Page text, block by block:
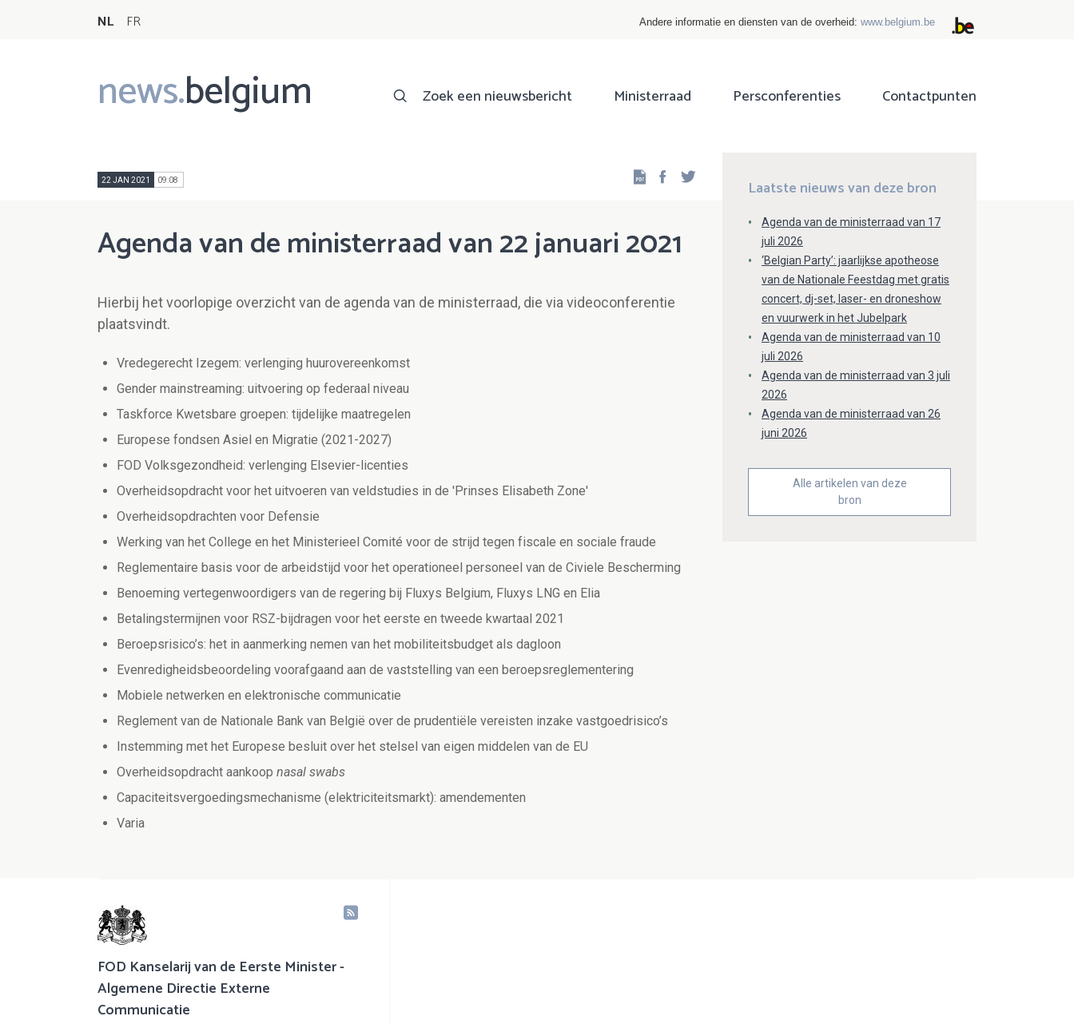
NL FR Andere informatie en diensten van de overheid: www.belgium.be
news.belgium
Main
navigation
Zoek een nieuwsbericht Ministerraad Persconferenties Contactpunten
22 JAN 2021 09:08 Facebook
Agenda van de ministerraad van 22 januari 2021
Hierbij het voorlopige overzicht van de agenda van de ministerraad, die via videoconferentie
plaatsvindt.
Vredegerecht Izegem: verlenging huurovereenkomst
Gender mainstreaming: uitvoering op federaal niveau
Taskforce Kwetsbare groepen: tijdelijke maatregelen
Europese fondsen Asiel en Migratie (2021-2027)
FOD Volksgezondheid: verlenging Elsevier-licenties
Overheidsopdracht voor het uitvoeren van veldstudies in de 'Prinses Elisabeth Zone'
Overheidsopdrachten voor Defensie
Werking van het College en het Ministerieel Comité voor de strijd tegen fiscale en sociale fraude
Reglementaire basis voor de arbeidstijd voor het operationeel personeel van de Civiele Bescherming
Benoeming vertegenwoordigers van de regering bij Fluxys Belgium, Fluxys LNG en Elia
Betalingstermijnen voor RSZ-bijdragen voor het eerste en tweede kwartaal 2021
Beroepsrisico’s: het in aanmerking nemen van het mobiliteitsbudget als dagloon
Evenredigheidsbeoordeling voorafgaand aan de vaststelling van een beroepsreglementering
Mobiele netwerken en elektronische communicatie
Reglement van de Nationale Bank van België over de prudentiële vereisten inzake vastgoedrisico’s
Instemming met het Europese besluit over het stelsel van eigen middelen van de EU
Overheidsopdracht aankoop nasal swabs
Capaciteitsvergoedingsmechanisme (elektriciteitsmarkt): amendementen
Varia
Laatste nieuws van deze bron
Agenda van de ministerraad van 17
juli 2026
‘Belgian Party’: jaarlijkse apotheose
van de Nationale Feestdag met gratis
concert, dj-set, laser- en droneshow
en vuurwerk in het Jubelpark
Agenda van de ministerraad van 10
juli 2026
Agenda van de ministerraad van 3 juli
2026
Agenda van de ministerraad van 26
juni 2026
Alle artikelen van deze
bron
FOD Kanselarij van de Eerste Minister -
Algemene Directie Externe
Communicatie